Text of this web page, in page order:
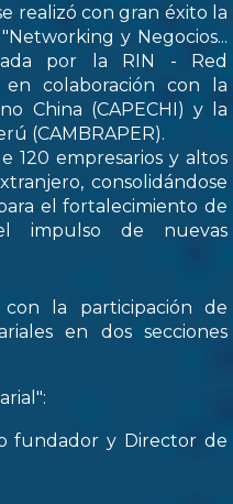
realizó con gran éxito la
y Negocios...
por la RIN - Red
en colaboración con la
China (CAPECHI) y la
(CAMBRAPER).
120 empresarios y altos
consolidándose
el fortalecimiento de
impulso de nuevas
la participación de
en dos secciones
fundador y Director de